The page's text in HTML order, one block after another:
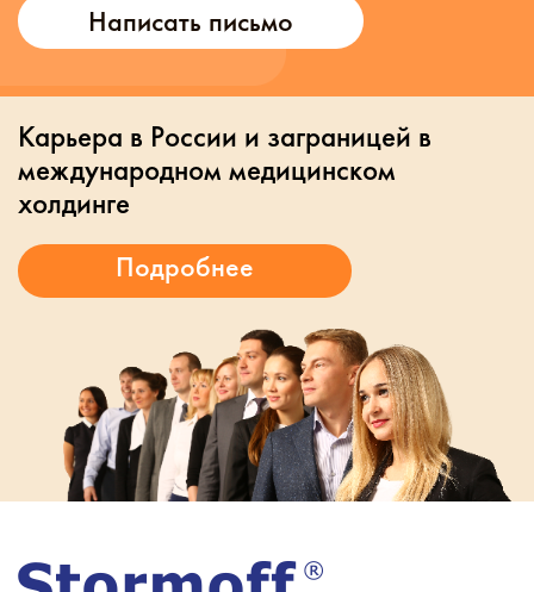
Написать письмо
Карьера в России и заграницей в
международном медицинском
холдинге